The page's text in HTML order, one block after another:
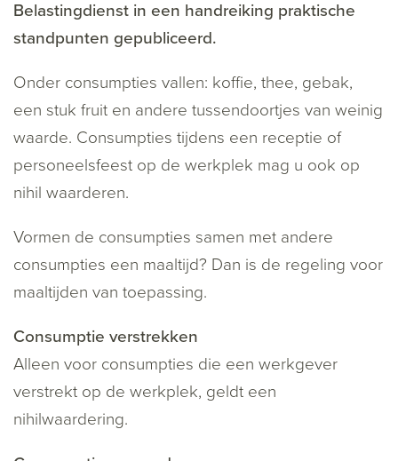
Belastingdienst in een handreiking praktische
standpunten gepubliceerd.
Onder consumpties vallen: koffie, thee, gebak,
een stuk fruit en andere tussendoortjes van weinig
waarde. Consumpties tijdens een receptie of
personeelsfeest op de werkplek mag u ook op
nihil waarderen.
Vormen de consumpties samen met andere
consumpties een maaltijd? Dan is de regeling voor
maaltijden van toepassing.
Consumptie verstrekken
Alleen voor consumpties die een werkgever
verstrekt op de werkplek, geldt een
nihilwaardering.